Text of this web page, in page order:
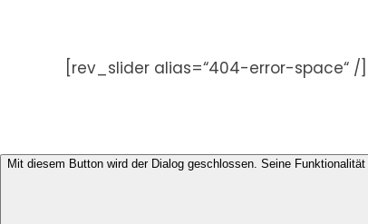
[rev_slider alias=“404-error-space“ /]
Mit diesem Button wird der Dialog geschlossen. Seine